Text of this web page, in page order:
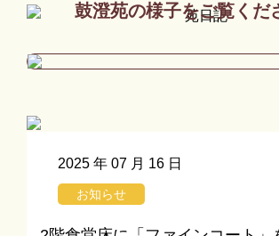
鼓澄苑の様子をご覧くだ
2025 年 07 月 16 日
お知らせ